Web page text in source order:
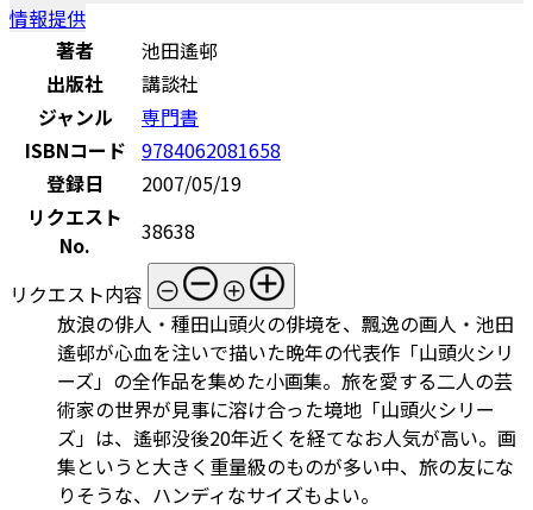
情報提供
著者
池田遙邨
出版社
講談社
ジャンル
専門書
ISBNコード 9784062081658
登録日
2007/05/19
リクエスト
No.
38638
リクエスト内容
放浪の俳人・種田山頭火の俳境を、飄逸の画人・池田
遙邨が心血を注いで描いた晩年の代表作「山頭火シリ
ーズ」の全作品を集めた小画集。旅を愛する二人の芸
術家の世界が見事に溶け合った境地「山頭火シリー
ズ」は、遙邨没後20年近くを経てなお人気が高い。画
集というと大きく重量級のものが多い中、旅の友にな
りそうな、ハンディなサイズもよい。